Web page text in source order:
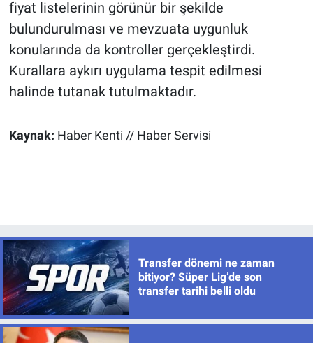
fiyat listelerinin görünür bir şekilde
bulundurulması ve mevzuata uygunluk
konularında da kontroller gerçekleştirdi.
Kurallara aykırı uygulama tespit edilmesi
halinde tutanak tutulmaktadır.
Kaynak: Haber Kenti // Haber Servisi
Transfer dönemi ne zaman
bitiyor? Süper Lig’de son
transfer tarihi belli oldu